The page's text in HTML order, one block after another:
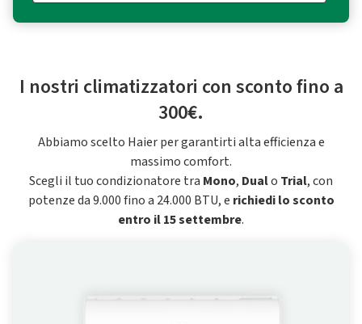
I nostri climatizzatori con sconto fino a
300€.
Abbiamo scelto Haier per garantirti alta efficienza e
massimo comfort.
Scegli il tuo condizionatore tra Mono, Dualo Trial, con
potenze da 9.000 fino a 24.000 BTU, e richiedi lo sconto
entro il 15 settembre.